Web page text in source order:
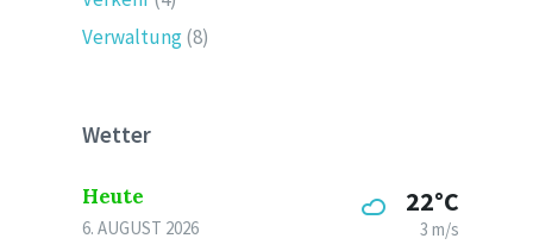
Verwaltung(8)
Wetter
Heute
6. AUGUST 2026
22°C
3 m/s